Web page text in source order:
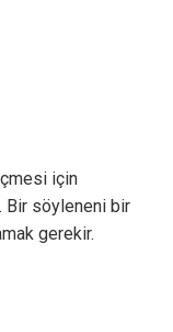
için
Bir söyleneni bir
gerekir.